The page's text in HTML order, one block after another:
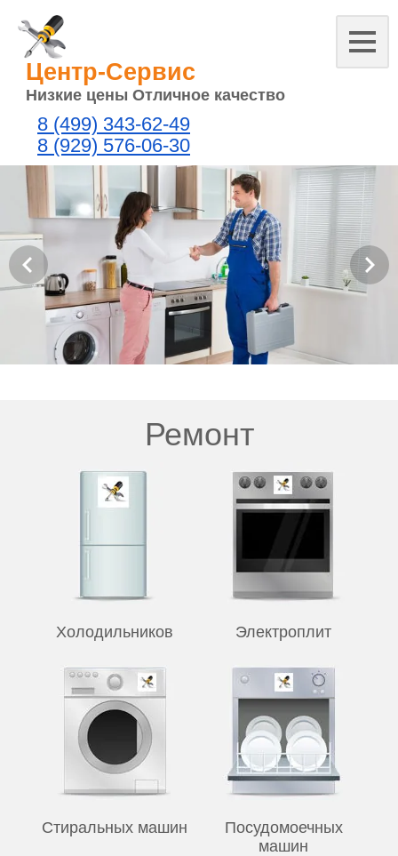
Центр-Сервис
Низкие цены Отличное качество
8 (499) 343-62-49
8 (929) 576-06-30
Ремонт
Холодильников Электроплит
Стиральных машин
Посудомоечных
машин